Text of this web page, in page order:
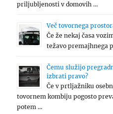
priljubljenosti v domovih …
Več tovornega
Če že nekaj časa
težavo premajhnega
Čemu služijo
izbrati pravo?
Če v prtljažniku
tovornem kombiju pogosto
potem …